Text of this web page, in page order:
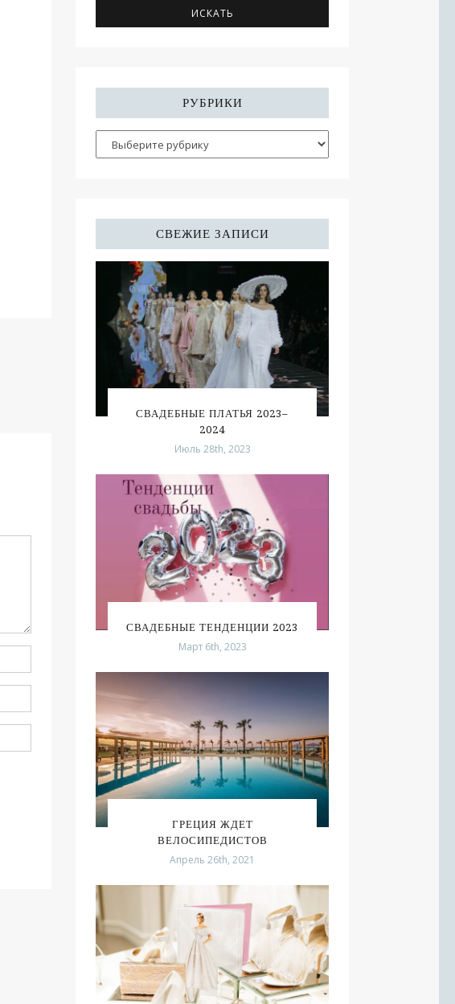
РУБРИКИ
СВЕЖИЕ ЗАПИСИ
СВАДЕБНЫЕ ПЛАТЬЯ 2023–
2024
Июль 28th, 2023
СВАДЕБНЫЕ ТЕНДЕНЦИИ 2023
Март 6th, 2023
ГРЕЦИЯ ЖДЕТ
ВЕЛОСИПЕДИСТОВ
Апрель 26th, 2021